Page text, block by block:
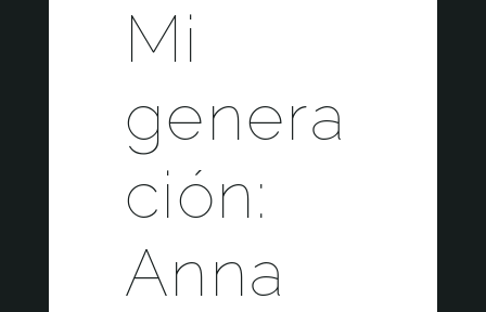
Mi
genera
ción:
Anna